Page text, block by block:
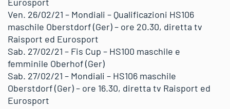
Ven. 26/02/21 – Mondiali – Qualificazioni HS106
maschile Oberstdorf (Ger) – ore 20.30, diretta tv
Raisport ed Eurosport
Sab. 27/02/21 – Fis Cup – HS100 maschile e
femminile Oberhof (Ger)
Sab. 27/02/21 – Mondiali – HS106 maschile
Oberstdorf (Ger) – ore 16.30, diretta tv Raisport ed
Eurosport